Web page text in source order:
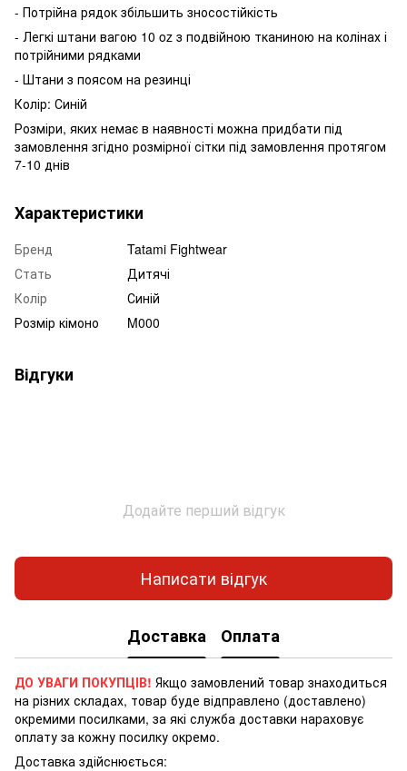
- Потрійна рядок збільшить зносостійкість
- Легкі штани вагою 10 oz з подвійною тканиною на колінах і
потрійними рядками
- Штани з поясом на резинці
Колір: Синій
Розміри, яких немає в наявності можна придбати під
замовлення згідно розмірної сітки під замовлення протягом
7-10 днів
Характеристики
Бренд
Tatami Fightwear
Стать
Дитячі
Колір
Синій
Розмір кімоно
M000
Відгуки
Додайте перший відгук
Написати відгук
Доставка Оплата
ДО УВАГИ ПОКУПЦІВ! Якщо замовлений товар знаходиться
на різних складах, товар буде відправлено (доставлено)
окремими посилками, за які служба доставки нараховує
оплату за кожну посилку окремо.
Доставка здійснюється: